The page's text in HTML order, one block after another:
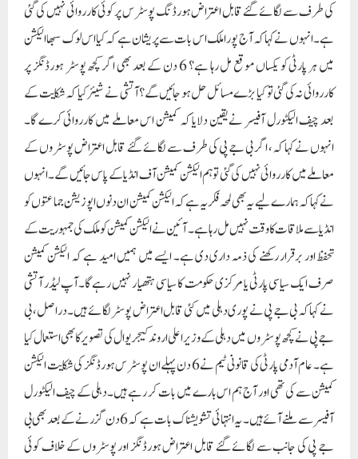
کی طرف سے لگائے گئے قابل اعتراض ہورڈنگ پوسٹرس پر کوئی کارروائی نہیں کی گئی
ہے۔ انہوں نے کہا کہ آج پورا ملک اس بات سے پریشان ہے کہ کیا اس لوک سبھا الیکشن
میں ہر پارٹی کو یکساں موقع مل رہا ہے؟ 6 دن کے بعد بھی اگر کچھ پوسٹر ہورڈنگز پر
کارروائی نہ کی گئی تو کیا بڑے مسائل حل ہو جائیں گے؟آتشی نے شیئر کیا کہ شکایت کے
بعد چیف الیکٹورل آفیسر نے یقین دلایا کہ کمیشن اس معاملے میں کارروائی کرے گا۔
انہوں نے کہا کہ، اگر بی جے پی کی طرف سے لگائے گئے قابل اعتراض پوسٹروں کے
معاملے میں کارروائی نہیں کی گئی تو ہم الیکشن کمیشن آف انڈیا کے پاس جائیں گے۔ انہوں
نے کہا کہ ہمارے لیے یہ بھی لمحہ فکریہ ہے کہ الیکشن کمیشن ان دنوں اپوزیشن جماعتوں کو
انڈیا سے ملاقات کا وقت نہیں مل رہا ہے۔ آئین نے الیکشن کمیشن کو ملک کی جمہوریت کے
تحفظ اور برقرار رکھنے کی ذمہ داری دی ہے۔ ایسے میں ہمیں امید ہے کہ الیکشن کمیشن
صرف ایک سیاسی پارٹی یا مرکزی حکومت کا سیاسی ہتھیار نہیں رہے گا۔آپ لیڈر آتشی
نے کہا کہ بی جے پی نے پوری دہلی میں کئی قابل اعتراض پوسٹر لگائے ہیں۔ دراصل، بی
جے پی نے کچھ پوسٹروں میں دہلی کے وزیر اعلی اروند کیجریوال کی تصویر کا بھی استعمال کیا
ہے۔ عام آدمی پارٹی کی قانونی ٹیم نے 6 دن پہلے ان پوسٹرس ہورڈنگز کی شکایت الیکشن
کمیشن سے کی تھی اور آج ہم اس بارے میں بات کر رہے ہیں۔دہلی کے چیف الیکٹورل
آفیسر سے ملنے آئے ہیں۔ یہ انتہائی تشویشناک بات ہے کہ 6 دن گزرنے کے بعد بھی بی
جے پی کی جانب سے لگائے گئے قابل اعتراض ہورڈنگز اور پوسٹروں کے خلاف کوئی